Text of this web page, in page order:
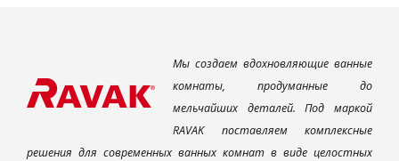
Мы создаем вдохновляющие ванные
комнаты, продуманные до
мельчайших деталей. Под маркой
RAVAK поставляем комплексные
решения для современных ванных комнат в виде целостных